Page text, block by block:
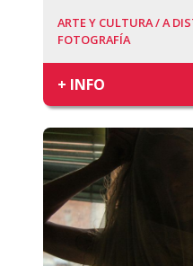
ARTE Y CULTURA /A
FOTOGRAFÍA
+ INFO